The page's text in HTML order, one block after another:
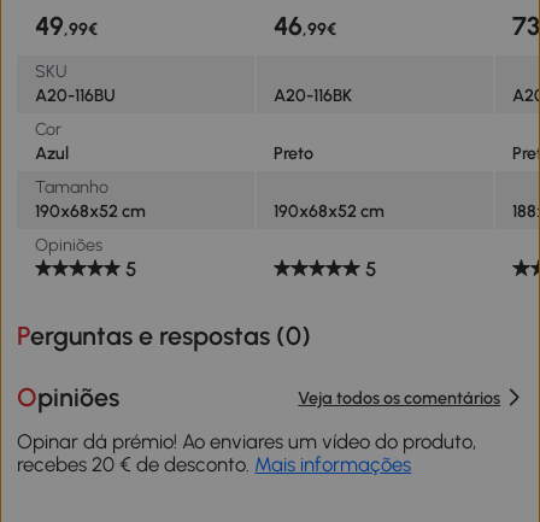
49,99€ 46,99€ 73
SKU
A20-116BU
A20-116BK
Cor
Azul
Preto
Tamanho
190x68x52 cm
190x68x52 cm
Opiniões
5 5
Perguntas e respostas (0)
Opiniões Veja todos os comentários
Opinar dá prémio! Ao enviares um vídeo do produto,
recebes 20 € de desconto. Mais informações